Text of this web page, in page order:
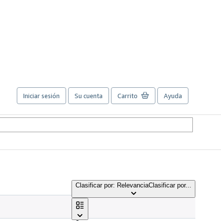
Iniciar sesión Su cuenta Carrito Ayuda
Clasificar por: RelevanciaClasificar por...